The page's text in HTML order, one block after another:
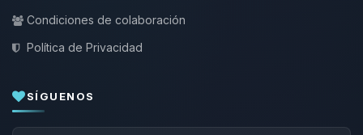
Condiciones de colaboración
Política de Privacidad
SÍGUENOS